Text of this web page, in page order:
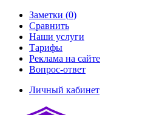
Заметки (0)
Сравнить
Наши услуги
Тарифы
Реклама на сайте
Вопрос-ответ
Личный кабинет